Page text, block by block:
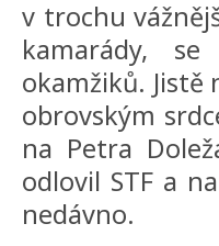
v trochu
kamarády,
okamžiků. Jistě
obrovským
na Petra
odlovil STF a
nedávno.